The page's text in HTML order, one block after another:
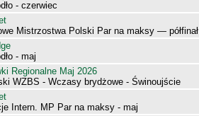
- czerwiec
Mistrzostwa Polski Par na maksy — półfinał
- maj
Regionalne Maj 2026
WZBS - Wczasy brydżowe - Świnoujście
Intern. MP Par na maksy - maj